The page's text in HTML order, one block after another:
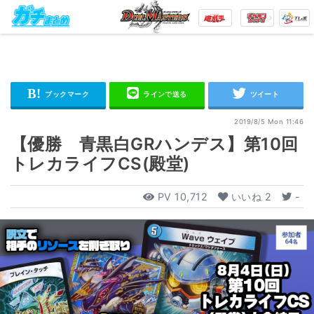
2019/8/5 Mon 11:46
【優勝 青黒白GRハンデス】第10回
トレカライフCS(殿堂)
PV 10,712 いいね 2 -